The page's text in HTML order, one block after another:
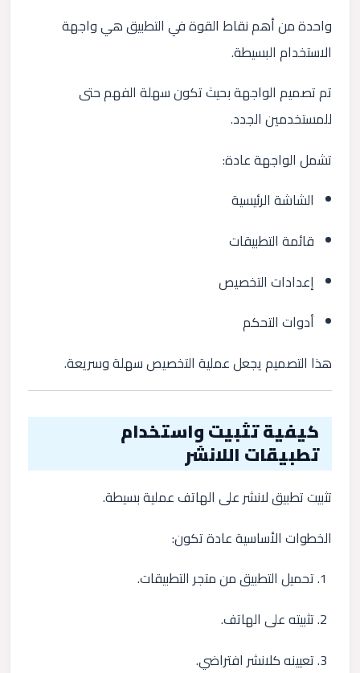
واحدة من أهم نقاط القوة في التطبيق هي واجهة
الاستخدام البسيطة.
تم تصميم الواجهة بحيث تكون سهلة الفهم حتى
للمستخدمين الجدد.
تشمل الواجهة عادة:
الشاشة الرئيسية
قائمة التطبيقات
إعدادات التخصيص
أدوات التحكم
هذا التصميم يجعل عملية التخصيص سهلة وسريعة.
كيفية تثبيت واستخدام
تطبيقات اللانشر
تثبيت تطبيق لانشر على الهاتف عملية بسيطة.
الخطوات الأساسية عادة تكون:
تحميل التطبيق من متجر التطبيقات.
تثبيته على الهاتف.
تعيينه كلانشر افتراضي.